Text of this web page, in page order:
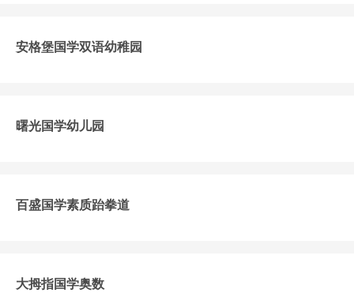
安格堡国学双语幼稚园
曙光国学幼儿园
百盛国学素质跆拳道
大拇指国学奥数